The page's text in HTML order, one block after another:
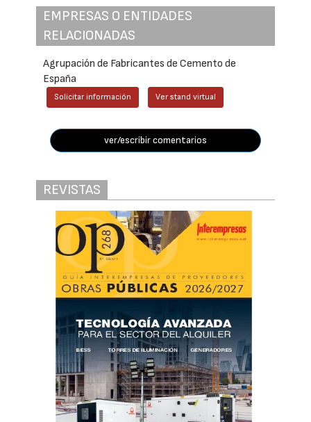
EMPRESAS O ENTIDADES
RELACIONADAS
Agrupación de Fabricantes de Cemento de
España
Solicitar información Ver stand virtual
ver/escribir comentarios
REVISTAS